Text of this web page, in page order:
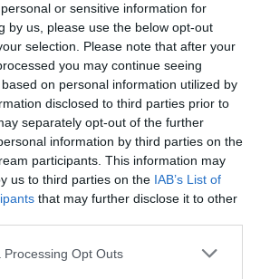
or sensitive information for
by us, please use the below opt-out
selection. Please note that after your
you may continue seeing
on personal information utilized by
disclosed to third parties prior to
separately opt-out of the further
information by third parties on the
participants. This information may
us to third parties on the IAB’s List of
that may further disclose it to other
Processing Opt Outs